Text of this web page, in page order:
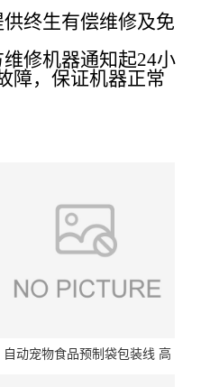
终生有偿维修及免
修机器通知起24小
障，保证机器正常
自动宠物食品预制袋包装线 高